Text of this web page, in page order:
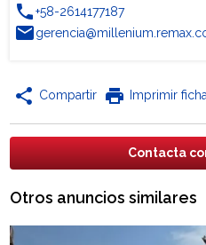
phone+58-2614177187
email
share Compartir print Imprimir
Contacta
Otros anuncios similares